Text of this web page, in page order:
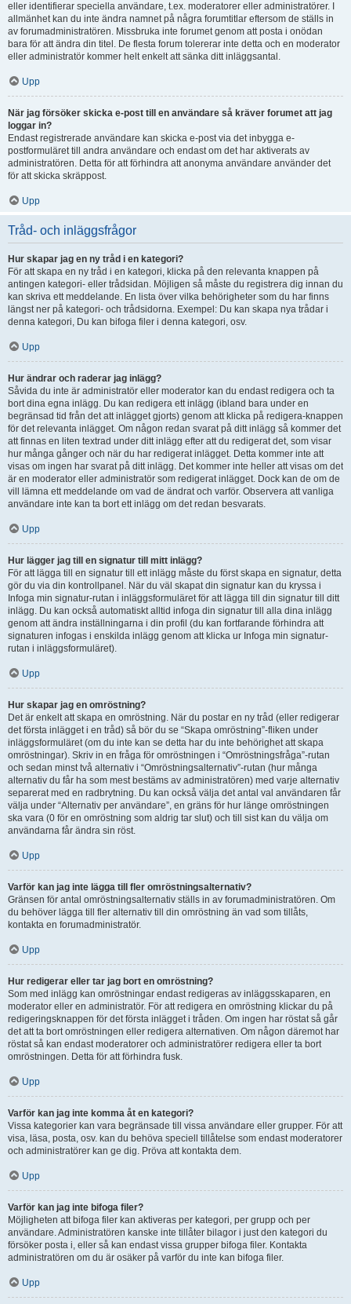
eller identifierar speciella användare, t.ex. moderatorer eller administratörer. I
allmänhet kan du inte ändra namnet på några forumtitlar eftersom de ställs in
av forumadministratören. Missbruka inte forumet genom att posta i onödan
bara för att ändra din titel. De flesta forum tolererar inte detta och en moderator
eller administratör kommer helt enkelt att sänka ditt inläggsantal.
Upp
När jag försöker skicka e-post till en användare så kräver forumet att jag
loggar in?
Endast registrerade användare kan skicka e-post via det inbygga e-
postformuläret till andra användare och endast om det har aktiverats av
administratören. Detta för att förhindra att anonyma användare använder det
för att skicka skräppost.
Upp
Tråd- och inläggsfrågor
Hur skapar jag en ny tråd i en kategori?
För att skapa en ny tråd i en kategori, klicka på den relevanta knappen på
antingen kategori- eller trådsidan. Möjligen så måste du registrera dig innan du
kan skriva ett meddelande. En lista över vilka behörigheter som du har finns
längst ner på kategori- och trådsidorna. Exempel: Du kan skapa nya trådar i
denna kategori, Du kan bifoga filer i denna kategori, osv.
Upp
Hur ändrar och raderar jag inlägg?
Såvida du inte är administratör eller moderator kan du endast redigera och ta
bort dina egna inlägg. Du kan redigera ett inlägg (ibland bara under en
begränsad tid från det att inlägget gjorts) genom att klicka på redigera-knappen
för det relevanta inlägget. Om någon redan svarat på ditt inlägg så kommer det
att finnas en liten textrad under ditt inlägg efter att du redigerat det, som visar
hur många gånger och när du har redigerat inlägget. Detta kommer inte att
visas om ingen har svarat på ditt inlägg. Det kommer inte heller att visas om det
är en moderator eller administratör som redigerat inlägget. Dock kan de om de
vill lämna ett meddelande om vad de ändrat och varför. Observera att vanliga
användare inte kan ta bort ett inlägg om det redan besvarats.
Upp
Hur lägger jag till en signatur till mitt inlägg?
För att lägga till en signatur till ett inlägg måste du först skapa en signatur, detta
gör du via din kontrollpanel. När du väl skapat din signatur kan du kryssa i
Infoga min signatur-rutan i inläggsformuläret för att lägga till din signatur till ditt
inlägg. Du kan också automatiskt alltid infoga din signatur till alla dina inlägg
genom att ändra inställningarna i din profil (du kan fortfarande förhindra att
signaturen infogas i enskilda inlägg genom att klicka ur Infoga min signatur-
rutan i inläggsformuläret).
Upp
Hur skapar jag en omröstning?
Det är enkelt att skapa en omröstning. När du postar en ny tråd (eller redigerar
det första inlägget i en tråd) så bör du se “Skapa omröstning”-fliken under
inläggsformuläret (om du inte kan se detta har du inte behörighet att skapa
omröstningar). Skriv in en fråga för omröstningen i “Omröstningsfråga”-rutan
och sedan minst två alternativ i “Omröstningsalternativ”-rutan (hur många
alternativ du får ha som mest bestäms av administratören) med varje alternativ
separerat med en radbrytning. Du kan också välja det antal val användaren får
välja under “Alternativ per användare”, en gräns för hur länge omröstningen
ska vara (0 för en omröstning som aldrig tar slut) och till sist kan du välja om
användarna får ändra sin röst.
Upp
Varför kan jag inte lägga till fler omröstningsalternativ?
Gränsen för antal omröstningsalternativ ställs in av forumadministratören. Om
du behöver lägga till fler alternativ till din omröstning än vad som tillåts,
kontakta en forumadministratör.
Upp
Hur redigerar eller tar jag bort en omröstning?
Som med inlägg kan omröstningar endast redigeras av inläggsskaparen, en
moderator eller en administratör. För att redigera en omröstning klickar du på
redigeringsknappen för det första inlägget i tråden. Om ingen har röstat så går
det att ta bort omröstningen eller redigera alternativen. Om någon däremot har
röstat så kan endast moderatorer och administratörer redigera eller ta bort
omröstningen. Detta för att förhindra fusk.
Upp
Varför kan jag inte komma åt en kategori?
Vissa kategorier kan vara begränsade till vissa användare eller grupper. För att
visa, läsa, posta, osv. kan du behöva speciell tillåtelse som endast moderatorer
och administratörer kan ge dig. Pröva att kontakta dem.
Upp
Varför kan jag inte bifoga filer?
Möjligheten att bifoga filer kan aktiveras per kategori, per grupp och per
användare. Administratören kanske inte tillåter bilagor i just den kategori du
försöker posta i, eller så kan endast vissa grupper bifoga filer. Kontakta
administratören om du är osäker på varför du inte kan bifoga filer.
Upp